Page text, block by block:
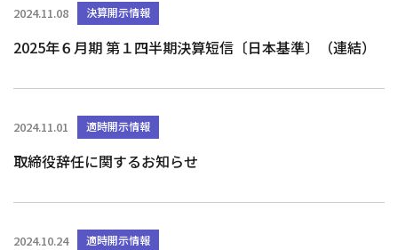
2024.11.08 決算開示情報
2025年６月期 第１四半期決算短信〔日本基準〕（連結）
2024.11.01 適時開示情報
取締役辞任に関するお知らせ
2024.10.24 適時開示情報